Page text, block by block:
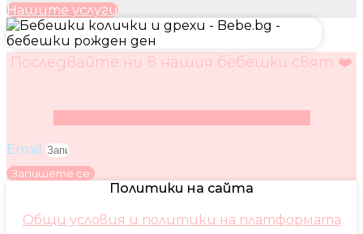
Нашите услуги
Последвайте ни в нашия бебешки свят ❤️
Email
Запишете се
Политики на сайта
Общи условия и политики на платформата